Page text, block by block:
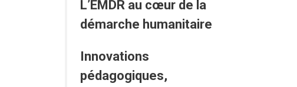
L’EMDR au cœur de la
démarche humanitaire
Innovations
pédagogiques,